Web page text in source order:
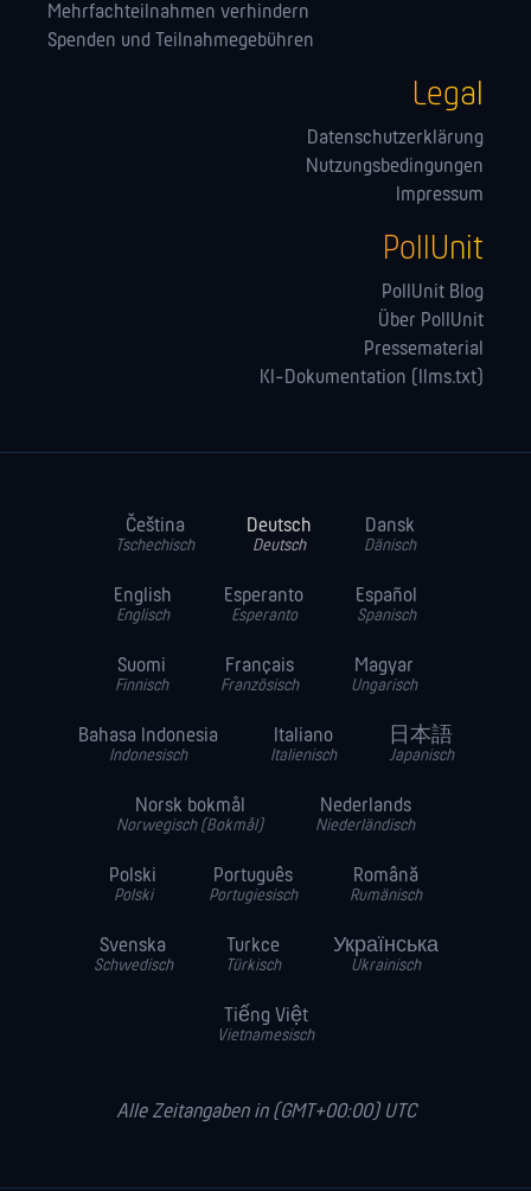
Mehrfachteilnahmen verhindern
Spenden und Teilnahmegebühren
Legal
Datenschutzerklärung
Nutzungsbedingungen
Impressum
PollUnit
PollUnit Blog
Über PollUnit
Pressematerial
KI-Dokumentation (llms.txt)
Čeština
Tschechisch
Deutsch
Deutsch
Dansk
Dänisch
English
Englisch
Esperanto
Esperanto
Español
Spanisch
Suomi
Finnisch
Français
Französisch
Magyar
Ungarisch
Bahasa Indonesia
Indonesisch
Italiano
Italienisch
日本語
Japanisch
Norsk bokmål
Norwegisch (Bokmål)
Nederlands
Niederländisch
Polski
Polski
Português
Portugiesisch
Română
Rumänisch
Svenska
Schwedisch
Turkce
Türkisch
Українська
Ukrainisch
Tiếng Việt
Vietnamesisch
Alle Zeitangaben in (GMT+00:00) UTC